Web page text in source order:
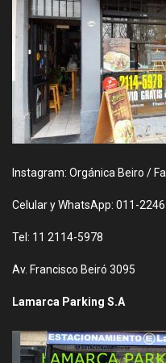
Instagram: Orgánica Beiro /
Celular y WhatsApp: 011-
Tel: 11 2114-5978
Av. Francisco Beiró 3095
Lamarca Parking S.A